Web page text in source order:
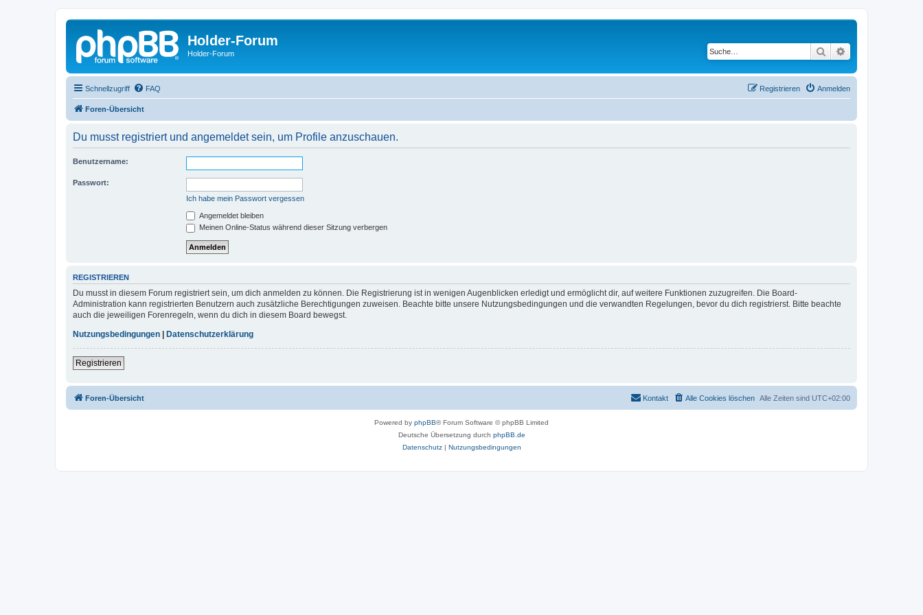
Holder-Forum
Holder-Forum Suche
Schnellzugriff FAQ Anmelden
Registrieren
Foren-Übersicht
Du musst registriert und angemeldet sein, um Profile anzuschauen.
Benutzername:
Passwort:
Ich habe mein Passwort vergessen
Angemeldet bleiben
Meinen Online-Status während dieser Sitzung verbergen
REGISTRIEREN
Du musst in diesem Forum registriert sein, um dich anmelden zu können. Die Registrierung ist in wenigen Augenblicken erledigt und ermöglicht dir, auf weitere Funktionen zuzugreifen. Die Board-
Administration kann registrierten Benutzern auch zusätzliche Berechtigungen zuweisen. Beachte bitte unsere Nutzungsbedingungen und die verwandten Regelungen, bevor du dich registrierst. Bitte beachte
auch die jeweiligen Forenregeln, wenn du dich in diesem Board bewegst.
Nutzungsbedingungen
Datenschutzerklärung
Registrieren
Foren-Übersicht Alle Zeiten sind UTC+02:00
Alle Cookies löschen
Kontakt
Powered by phpBB® Forum Software © phpBB Limited
Deutsche Übersetzung durch phpBB.de
Datenschutz| Nutzungsbedingungen